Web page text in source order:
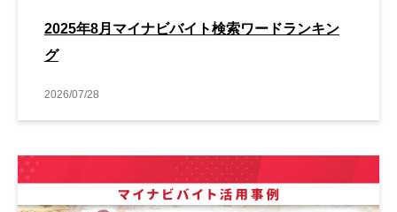
2025年8月マイナビバイト検索ワードランキン
グ
2026/07/28